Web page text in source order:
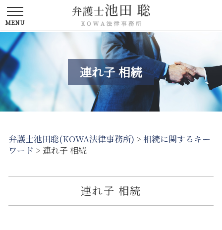
連れ子 相続
弁護士池田聡(KOWA法律事務所) > 相続に関するキー
ワード > 連れ子 相続
連れ子 相続